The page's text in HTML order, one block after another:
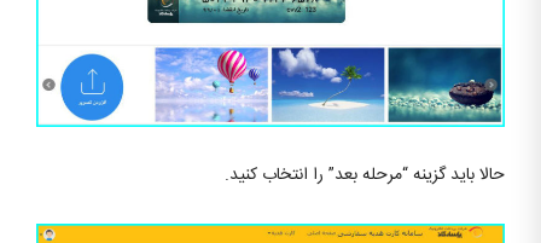
حالا باید گزینه “مرحله بعد” را انتخاب کنید.